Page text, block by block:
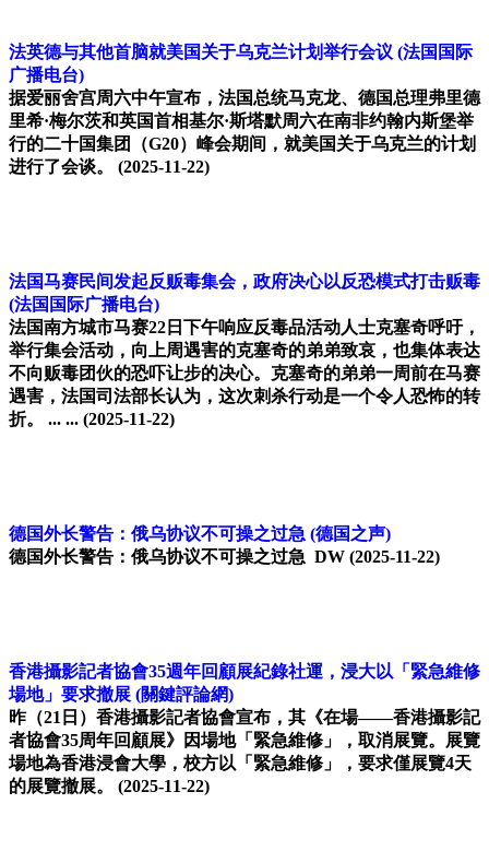
法英德与其他首脑就美国关于乌克兰计划举行会议 (法国国际
广播电台)
据爱丽舍宫周六中午宣布，法国总统马克龙、德国总理弗里德
里希·梅尔茨和英国首相基尔·斯塔默周六在南非约翰内斯堡举
行的二十国集团（G20）峰会期间，就美国关于乌克兰的计划
进行了会谈。 (2025-11-22)
法国马赛民间发起反贩毒集会，政府决心以反恐模式打击贩毒
(法国国际广播电台)
法国南方城市马赛22日下午响应反毒品活动人士克塞奇呼吁，
举行集会活动，向上周遇害的克塞奇的弟弟致哀，也集体表达
不向贩毒团伙的恐吓让步的决心。克塞奇的弟弟一周前在马赛
遇害，法国司法部长认为，这次刺杀行动是一个令人恐怖的转
折。 ... ... (2025-11-22)
德国外长警告：俄乌协议不可操之过急 (德国之声)
德国外长警告：俄乌协议不可操之过急 DW (2025-11-22)
香港攝影記者協會35週年回顧展紀錄社運，浸大以「緊急維修
場地」要求撤展 (關鍵評論網)
昨（21日）香港攝影記者協會宣布，其《在場——香港攝影記
者協會35周年回顧展》因場地「緊急維修」，取消展覽。展覽
場地為香港浸會大學，校方以「緊急維修」，要求僅展覽4天
的展覽撤展。
(2025-11-22)